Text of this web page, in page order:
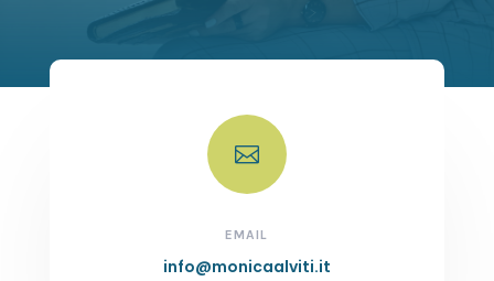

EMAIL
info@monicaalviti.it